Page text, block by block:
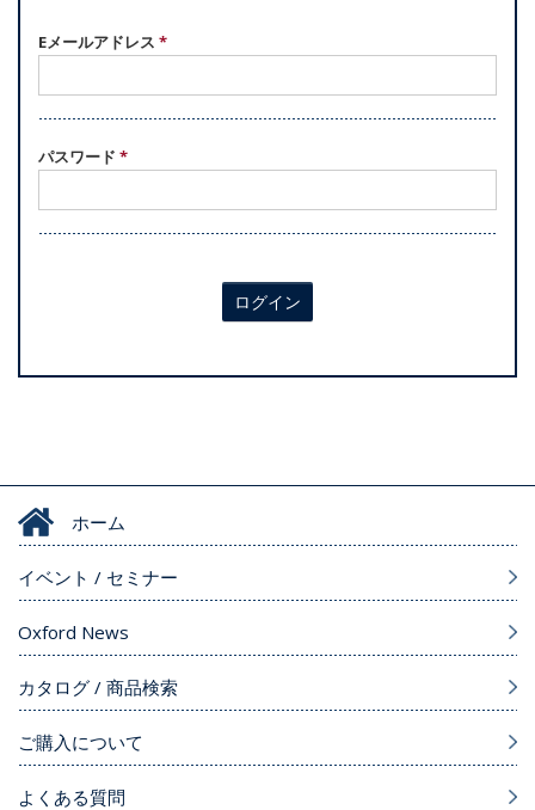
Eメールアドレス *
パスワード *
ログイン
ホーム
イベント / セミナー
Oxford News
カタログ / 商品検索
ご購入について
よくある質問